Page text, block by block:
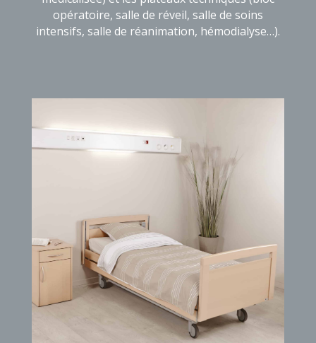
opératoire, salle de réveil, salle de soins
intensifs, salle de réanimation, hémodialyse…).